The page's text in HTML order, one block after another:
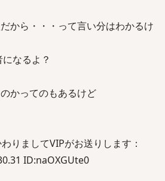
から・・・って言い分はわかるけ
なるよ？
かってのもあるけど
りましてVIPがお送りします：
ID:naOXGUte0